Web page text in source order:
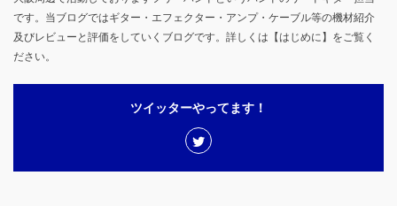
です。当ブログではギター・エフェクター・アンプ・ケーブル等の機材紹介
及びレビューと評価をしていくブログです。詳しくは【はじめに】をご覧く
ださい。
ツイッターやってます！